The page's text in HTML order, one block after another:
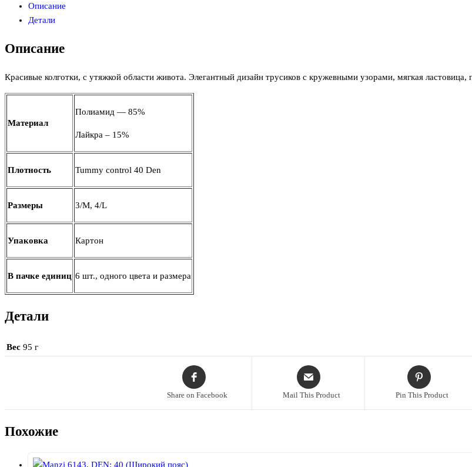
DEN:
40
утяжки)
Описание
Детали
Описание
Красивые колготки, с утяжкой области живота. Элегантный дизайн трусиков с кружевными узорами, мягкая
Материал
Полиамид — 85%
Лайкра – 15%
Плотность Tummy control 40 Den
Размеры 3/M, 4/L
Упаковка Картон
В пачке единиц 6 шт., одного цвета и размера
Детали
Вес 95 г
Share on Facebook Mail This Product Pin This Product
Похожие